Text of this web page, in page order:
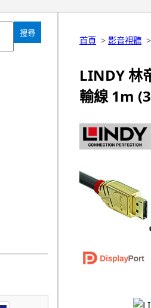
搜尋
首頁 > 影音視聽
LINDY 林
輸線 1m